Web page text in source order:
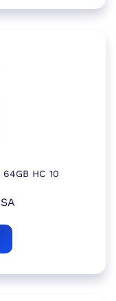
64GB HC 10